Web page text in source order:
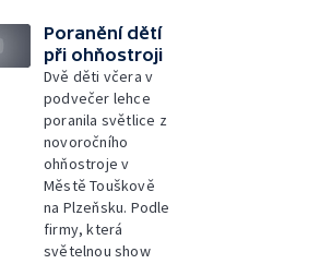
Poranění dětí
při ohňostroji
Dvě děti včera v
podvečer lehce
poranila světlice z
novoročního
ohňostroje v
Městě Touškově
na Plzeňsku. Podle
firmy, která
světelnou show